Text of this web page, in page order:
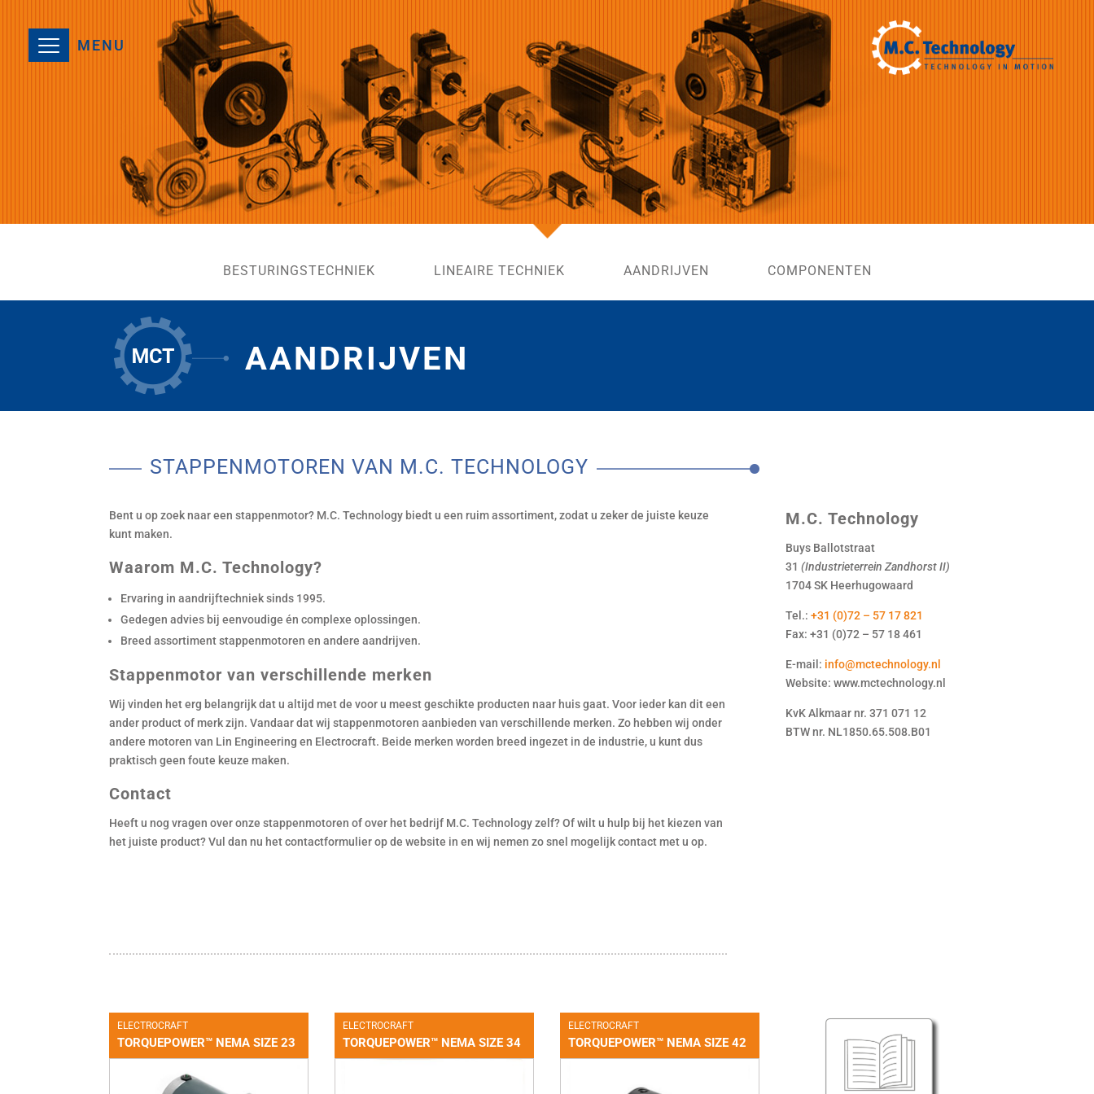
MENU
BESTURINGSTECHNIEK LINEAIRE TECHNIEK AANDRIJVEN COMPONENTEN
AANDRIJVEN
STAPPENMOTOREN VAN M.C. TECHNOLOGY
Bent u op zoek naar een stappenmotor? M.C. Technology biedt u een ruim assortiment, zodat u zeker de juiste keuze
kunt maken.
Waarom M.C. Technology?
Ervaring in aandrijftechniek sinds 1995.
Gedegen advies bij eenvoudige én complexe oplossingen.
Breed assortiment stappenmotoren en andere aandrijven.
Stappenmotor van verschillende merken
Wij vinden het erg belangrijk dat u altijd met de voor u meest geschikte producten naar huis gaat. Voor ieder kan dit een
ander product of merk zijn. Vandaar dat wij stappenmotoren aanbieden van verschillende merken. Zo hebben wij onder
andere motoren van Lin Engineering en Electrocraft. Beide merken worden breed ingezet in de industrie, u kunt dus
praktisch geen foute keuze maken.
Contact
Heeft u nog vragen over onze stappenmotoren of over het bedrijf M.C. Technology zelf? Of wilt u hulp bij het kiezen van
het juiste product? Vul dan nu het contactformulier op de website in en wij nemen zo snel mogelijk contact met u op.
M.C. Technology
Buys Ballotstraat
31 (Industrieterrein Zandhorst II)
1704 SK Heerhugowaard
Tel.: +31 (0)72 – 57 17 821
Fax: +31 (0)72 – 57 18 461
E-mail: info@mctechnology.nl
Website: www.mctechnology.nl
KvK Alkmaar nr. 371 071 12
BTW nr. NL1850.65.508.B01
ELECTROCRAFT
TORQUEPOWER™ NEMA SIZE 23
ELECTROCRAFT
TORQUEPOWER™ NEMA SIZE 34
ELECTROCRAFT
TORQUEPOWER™ NEMA SIZE 42